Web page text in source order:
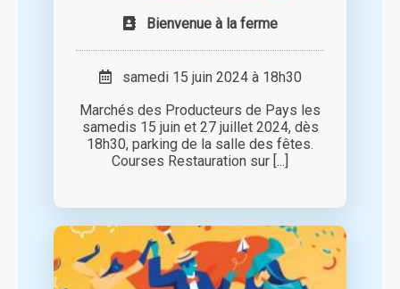
Bienvenue à la ferme
samedi 15 juin 2024 à 18h30
Marchés des Producteurs de Pays les
samedis 15 juin et 27 juillet 2024, dès
18h30, parking de la salle des fêtes.
Courses Restauration sur [...]